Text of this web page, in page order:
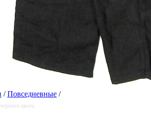
/ Повседневные /
цвета